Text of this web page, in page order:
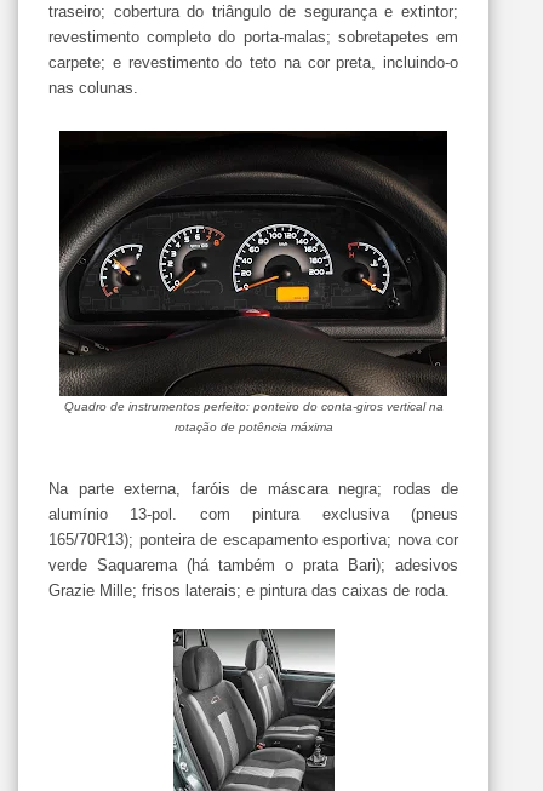
traseiro; cobertura do triângulo de segurança e extintor;
revestimento completo do porta-malas; sobretapetes em
carpete; e revestimento do teto na cor preta, incluindo-o
nas colunas.
Quadro de instrumentos perfeito: ponteiro do conta-giros vertical na
rotação de potência máxima
Na parte externa, faróis de máscara negra; rodas de
alumínio 13-pol. com pintura exclusiva (pneus
165/70R13); ponteira de escapamento esportiva; nova cor
verde Saquarema (há também o prata Bari); adesivos
Grazie Mille; frisos laterais; e pintura das caixas de roda.